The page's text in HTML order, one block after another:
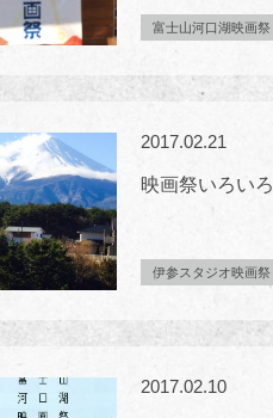
富士山河口湖映画祭
2017.02.21
映画祭いろいろ
伊参スタジオ映画祭
2017.02.10